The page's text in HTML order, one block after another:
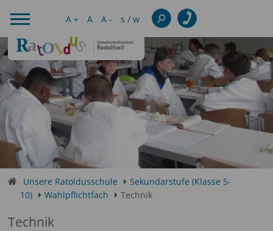
A + A A - s / w
Unsere Ratoldusschule
Sekundarstufe (Klasse 5-
10)
Wahlpflichtfach Technik
Technik